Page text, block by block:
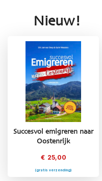
Nieuw!
Succesvol emigreren naar
Oostenrijk
€ 25,00
(gratis verzending)
Succesvol emigreren naar
(gratis verzending)